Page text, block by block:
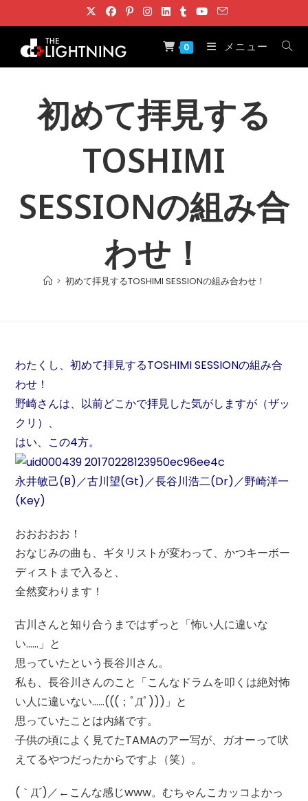
ン
0 メニュー
初めて拝見する
TOSHIMI
SESSIONの組み合
わせ！
> 初めて拝見するTOSHIMI SESSIONの組み合わせ！
わたくし、初めて拝見するTOSHIMI SESSIONの組み合
わせ！
野崎さんは、以前どこかで拝見した気がしますが（ザッ
クリ）、
はい、この4方。
永井敏己(B)／古川望(Gt)／長谷川浩二(Dr)／野崎洋一
(Key)
おおおおお！
おなじみの曲も、ギタリストが変わって、かつキーボー
ディストまで入ると、
全然変わります！
古川さんと知り合うまではずっと「怖い人に違いな
い……」と
思っていたという長谷川さん。
私も、長谷川さんのこと「こんなドラムを叩くは絶対怖
い人に違いない……(((；ﾟДﾟ)))」と
思っていたことは内緒です。
子供の頃によく見てたTAMAのアー写が、ガオーって吠
えてるやつだったからですよ（笑）。
(｀Д´)／←こんな感じwww。むちゃんこカッコよかっ